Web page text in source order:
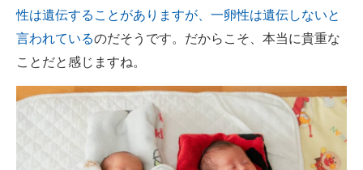
性は遺伝することがありますが、一卵性は遺伝しないと
言われているのだそうです。だからこそ、本当に貴重な
ことだと感じますね。